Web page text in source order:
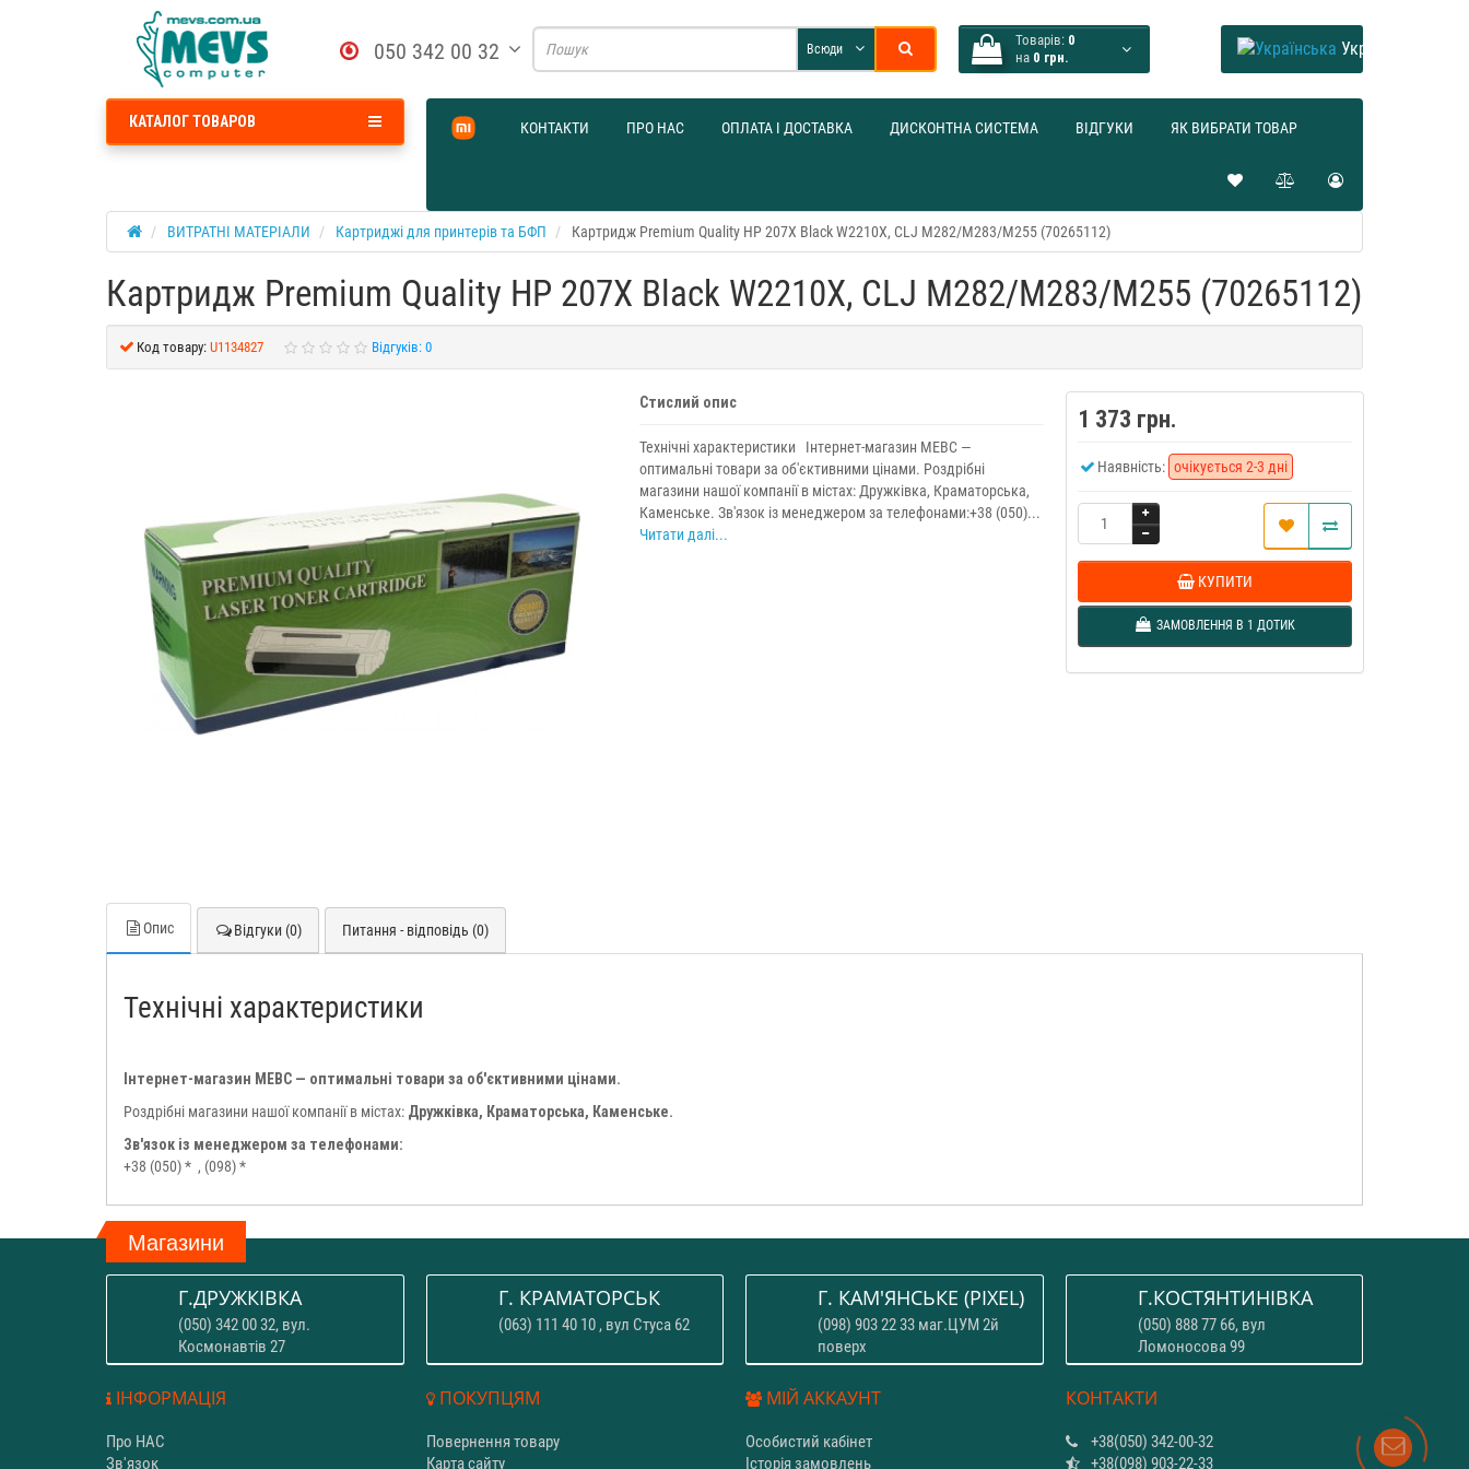
050 342 00 32 Товарів: 0
на 0 грн.
Всюди Українська
КОНТАКТИ ПРО НАС ОПЛАТА І ДОСТАВКА ДИСКОНТНА СИСТЕМА ВІДГУКИ ЯК ВИБРАТИ ТОВАР
КАТАЛОГ ТОВАРОВ
ВИТРАТНІ МАТЕРІАЛИ Картриджі для принтерів та БФП Картридж Premium Quality HP 207X Black W2210X, CLJ M282/M283/M255 (70265112)
Картридж Premium Quality HP 207X Black W2210X, CLJ M282/M283/M255 (70265112)
Код товару: U1134827 Відгуків: 0
Стислий опис
Технічні характеристики Інтернет-магазин МЕВС —
оптимальні товари за об'єктивними цінами. Роздрібні
магазини нашої компанії в містах: Дружківка, Краматорська,
Каменське. Зв'язок із менеджером за телефонами:+38 (050)...
Читати далі...
1 373 грн.
Наявність: очікується 2-3 дні
КУПИТИ
ЗАМОВЛЕННЯ В 1 ДОТИК
Опис Відгуки (0) Питання - відповідь (0)
Технічні характеристики
Інтернет-магазин МЕВС — оптимальні товари за об'єктивними цінами.
Роздрібні магазини нашої компанії в містах: Дружківка, Краматорська, Каменське.
Зв'язок із менеджером за телефонами:
+38 (050) * , (098) *
Магазини
Г.ДРУЖКІВКА
(050) 342 00 32, вул.
Космонавтів 27
Г. КРАМАТОРСЬК
(063) 111 40 10 , вул Стуса 62
Г. КАМ'ЯНСЬКЕ (PIXEL)
(098) 903 22 33 маг.ЦУМ 2й
поверх
Г.КОСТЯНТИНІВКА
(050) 888 77 66, вул
Ломоносова 99
ІНФОРМАЦІЯ
Про НАС
Зв'язок
ПОКУПЦЯМ
Повернення товару
Карта сайту
МІЙ АККАУНТ
Особистий кабінет
Історія замовлень
КОНТАКТИ
+38(050) 342-00-32
+38(098) 903-22-33